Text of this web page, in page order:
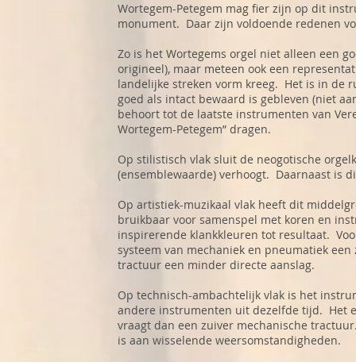
Wortegem-Petegem mag fier zijn op dit
monument. Daar zijn voldoende redenen
Zo is het Wortegems orgel niet alleen een
origineel), maar meteen ook een
landelijke streken vorm kreeg. Het is in de
goed als intact bewaard is gebleven (niet
behoort tot de laatste instrumenten van
Wortegem-Petegem” dragen.
Op stilistisch vlak sluit de neogotische
(ensemblewaarde) verhoogt. Daarnaast is
Op artistiek-muzikaal vlak heeft dit
bruikbaar voor samenspel met koren en
inspirerende klankkleuren tot resultaat.
systeem van mechaniek en pneumatiek
tractuur een minder directe aanslag.
Op technisch-ambachtelijk vlak is het
andere instrumenten uit dezelfde tijd. Het
vraagt dan een zuiver mechanische
is aan wisselende weersomstandigheden.